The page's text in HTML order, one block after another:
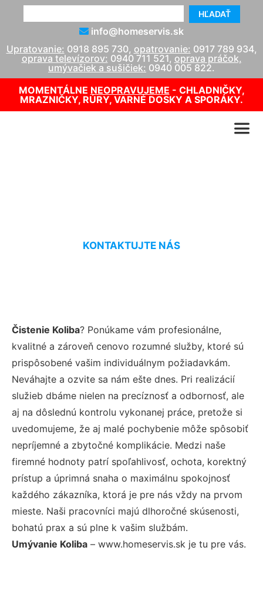
HĽADAŤ
info@homeservis.sk
Upratovanie: 0918 895 730, opatrovanie: 0917 789 934,
oprava televízorov: 0940 711 521, oprava práčok,
umývačiek a sušičiek: 0940 005 822.
MOMENTÁLNE NEOPRAVUJEME - CHLADNIČKY,
MRAZNIČKY, RÚRY, VARNÉ DOSKY A SPORÁKY.
KONTAKTUJTE NÁS
Čistenie Koliba? Ponúkame vám profesionálne,
kvalitné a zároveň cenovo rozumné služby, ktoré sú
prispôsobené vašim individuálnym požiadavkám.
Neváhajte a ozvite sa nám ešte dnes. Pri realizácií
služieb dbáme nielen na precíznosť a odbornosť, ale
aj na dôslednú kontrolu vykonanej práce, pretože si
uvedomujeme, že aj malé pochybenie môže spôsobiť
nepríjemné a zbytočné komplikácie. Medzi naše
firemné hodnoty patrí spoľahlivosť, ochota, korektný
prístup a úprimná snaha o maximálnu spokojnosť
každého zákazníka, ktorá je pre nás vždy na prvom
mieste. Naši pracovníci majú dlhoročné skúsenosti,
bohatú prax a sú plne k vašim službám.
Umývanie Koliba – www.homeservis.sk je tu pre vás.